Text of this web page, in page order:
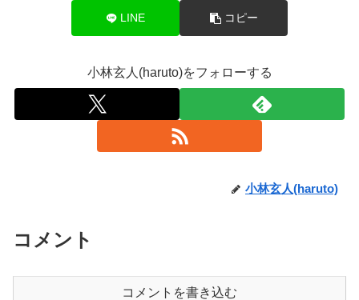
LINE コピー
小林玄人(haruto)をフォローする
小林玄人(haruto)
コメント
コメントを書き込む